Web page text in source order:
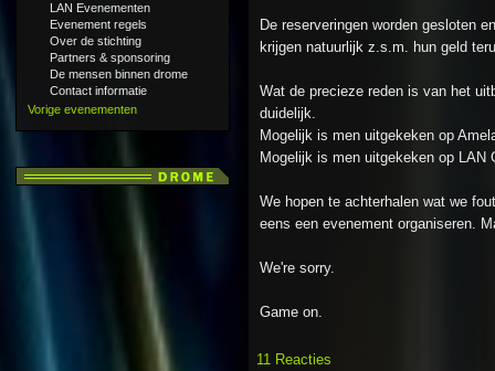
LAN Evenementen
Evenement regels
Over de stichting
Partners & sponsoring
De mensen binnen drome
Contact informatie
Vorige evenementen
De reserveringen worden gesloten
krijgen natuurlijk z.s.m. hun geld
Wat de precieze reden is van het
duidelijk.
Mogelijk is men uitgekeken op
Mogelijk is men uitgekeken op LAN
We hopen te achterhalen wat we
eens een evenement organiseren.
We're sorry.
Game on.
11 Reacties